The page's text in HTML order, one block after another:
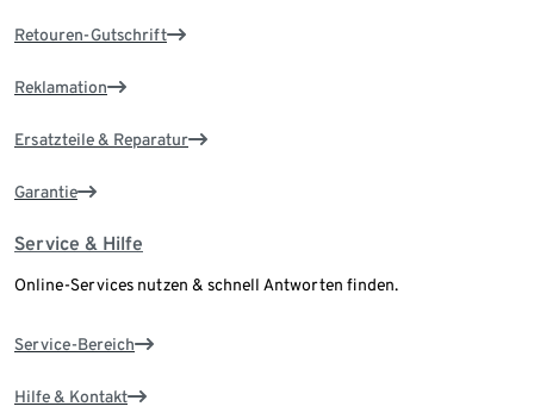
Retouren-Gutschrift
Reklamation
Ersatzteile & Reparatur
Garantie
Service & Hilfe
Online-Services nutzen & schnell Antworten finden.
Service-Bereich
Hilfe & Kontakt